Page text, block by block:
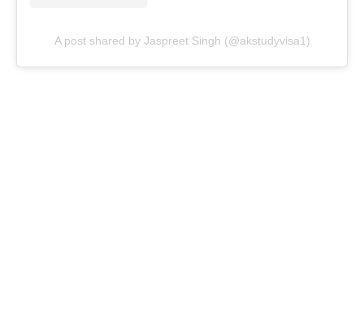
A post shared by Jaspreet Singh (@akstudyvisa1)